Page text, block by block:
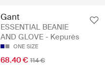
Gant
ESSENTIAL BEANIE
AND GLOVE - Kepurės
ONE SIZE
68.40 € 114 €